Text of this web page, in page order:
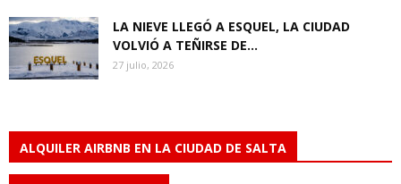
LA NIEVE LLEGÓ A ESQUEL, LA CIUDAD
VOLVIÓ A TEÑIRSE DE...
27 julio, 2026
ALQUILER AIRBNB EN LA CIUDAD DE SALTA